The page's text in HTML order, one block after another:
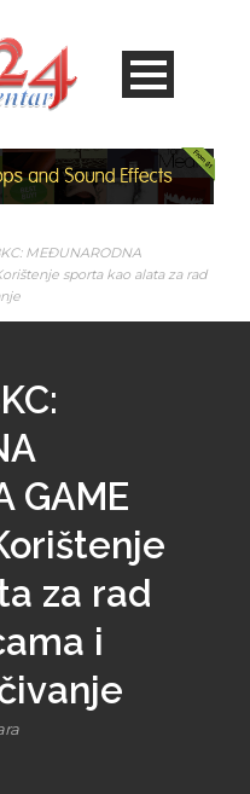
MEĐUNARODNA
sporta kao alata za rad
GAME
za rad
i